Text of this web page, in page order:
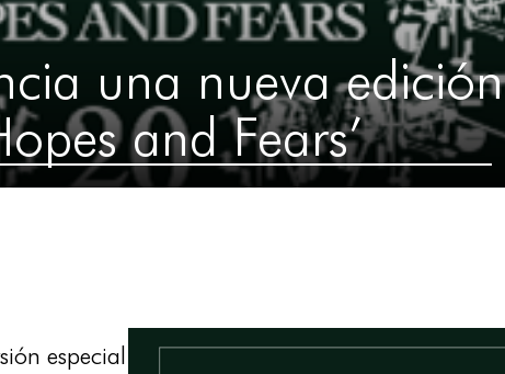
una nueva edición
and Fears’
especial